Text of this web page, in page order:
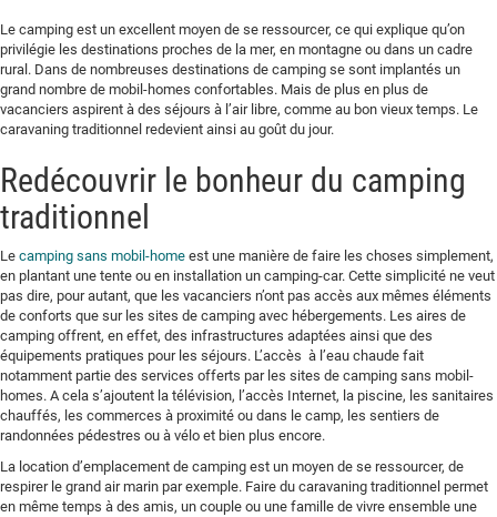
Le camping est un excellent moyen de se ressourcer, ce qui explique qu’on
privilégie les destinations proches de la mer, en montagne ou dans un cadre
rural. Dans de nombreuses destinations de camping se sont implantés un
grand nombre de mobil-homes confortables. Mais de plus en plus de
vacanciers aspirent à des séjours à l’air libre, comme au bon vieux temps. Le
caravaning traditionnel redevient ainsi au goût du jour.
Redécouvrir le bonheur du camping
traditionnel
Le camping sans mobil-home est une manière de faire les choses simplement,
en plantant une tente ou en installation un camping-car. Cette simplicité ne veut
pas dire, pour autant, que les vacanciers n’ont pas accès aux mêmes éléments
de conforts que sur les sites de camping avec hébergements. Les aires de
camping offrent, en effet, des infrastructures adaptées ainsi que des
équipements pratiques pour les séjours. L’accès à l’eau chaude fait
notamment partie des services offerts par les sites de camping sans mobil-
homes. A cela s’ajoutent la télévision, l’accès Internet, la piscine, les sanitaires
chauffés, les commerces à proximité ou dans le camp, les sentiers de
randonnées pédestres ou à vélo et bien plus encore.
La location d’emplacement de camping est un moyen de se ressourcer, de
respirer le grand air marin par exemple. Faire du caravaning traditionnel permet
en même temps à des amis, un couple ou une famille de vivre ensemble une